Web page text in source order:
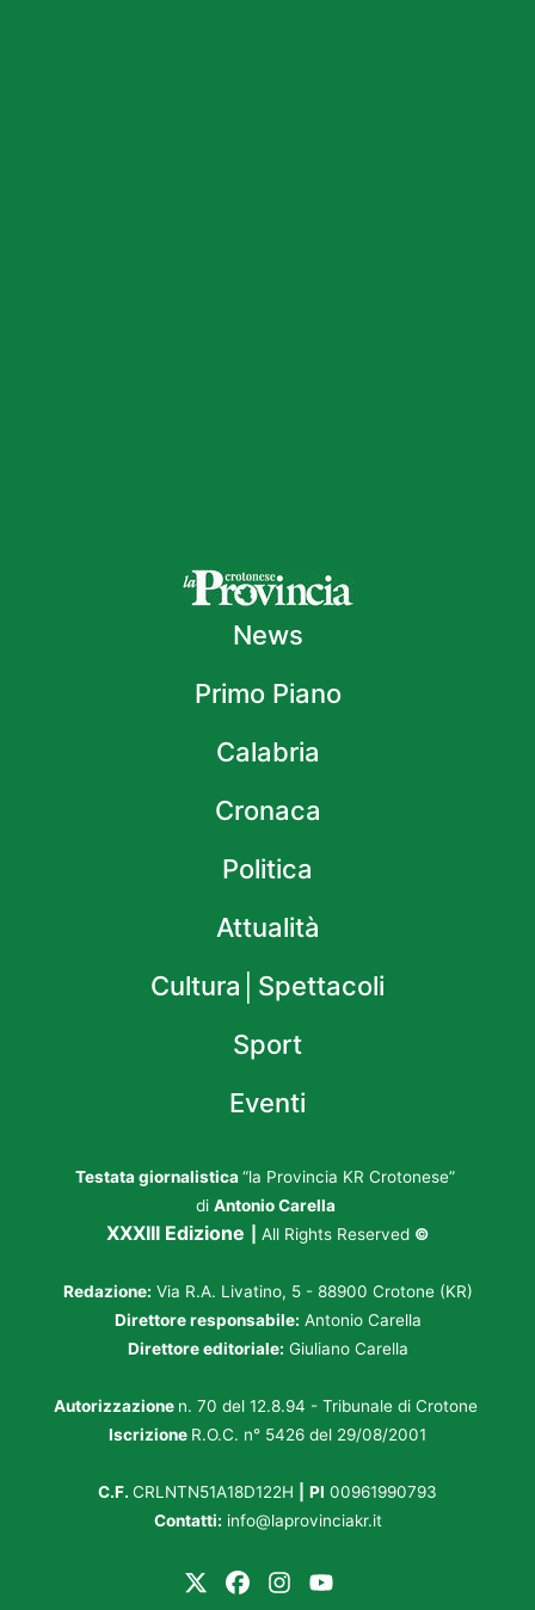
News
Primo Piano
Calabria
Cronaca
Politica
Attualità
Cultura│Spettacoli
Sport
Eventi
Testata giornalistica “la Provincia KR Crotonese”
di Antonio Carella
XXXIII Edizione All Rights Reserved ©
Redazione: Via R.A. Livatino, 5 - 88900 Crotone (KR)
Direttore responsabile: Antonio Carella
Direttore editoriale: Giuliano Carella
Autorizzazione n. 70 del 12.8.94 - Tribunale di Crotone
Iscrizione R.O.C. n° 5426 del 29/08/2001
C.F. CRLNTN51A18D122H PI 00961990793
Contatti: info@laprovinciakr.it